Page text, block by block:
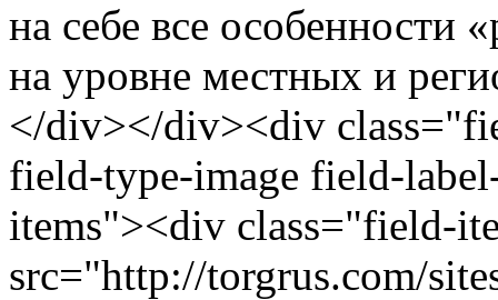
на себе все особенности
на уровне местных и
</div></div><div
field-type-image field-
items"><div class="field-
src="http://torgrus.com/